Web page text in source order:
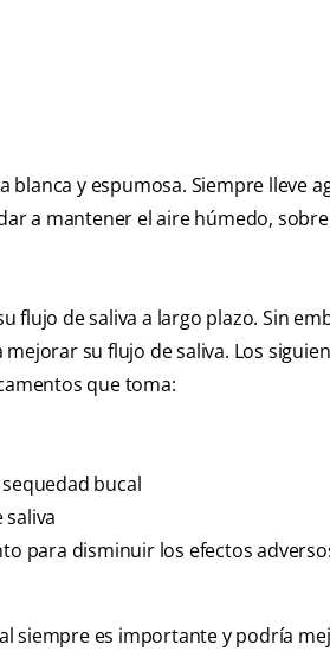
y espumosa. Siempre lleve
a mantener el aire húmedo,
flujo de saliva a largo plazo. Sin
su flujo de saliva. Los
que toma:
bucal
para disminuir los efectos
siempre es importante y podría